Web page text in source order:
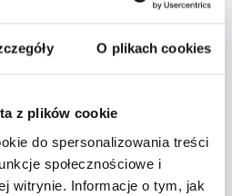
O plikach cookies
z plików cookie
do spersonalizowania treści
społecznościowe i
witrynie. Informacje o tym, jak
obowiązków i muszą
– koszty
lokalu
– taki lokal można